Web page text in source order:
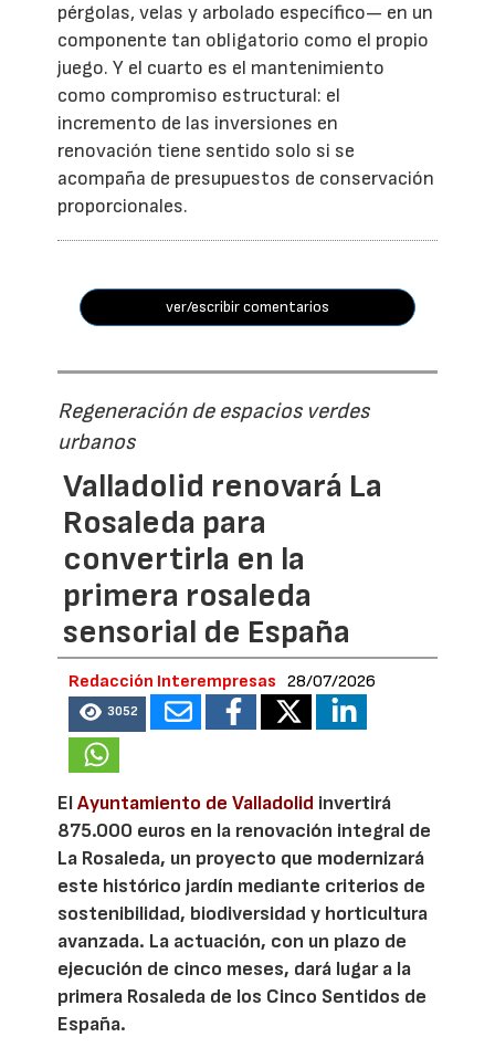
pérgolas, velas y arbolado específico— en un
componente tan obligatorio como el propio
juego. Y el cuarto es el mantenimiento
como compromiso estructural: el
incremento de las inversiones en
renovación tiene sentido solo si se
acompaña de presupuestos de conservación
proporcionales.
ver/escribir comentarios
Regeneración de espacios verdes
urbanos
Valladolid renovará La
Rosaleda para
convertirla en la
primera rosaleda
sensorial de España
Redacción Interempresas 28/07/2026
3052
ElAyuntamiento de Valladolid invertirá
875.000 euros en la renovación integral de
La Rosaleda, un proyecto que modernizará
este histórico jardín mediante criterios de
sostenibilidad, biodiversidad y horticultura
avanzada. La actuación, con un plazo de
ejecución de cinco meses, dará lugar a la
primera Rosaleda de los Cinco Sentidos de
España.